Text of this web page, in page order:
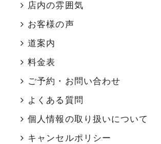
店内の雰囲気
お客様の声
道案内
料金表
ご予約・お問い合わせ
よくある質問
個人情報の取り扱いについて
キャンセルポリシー